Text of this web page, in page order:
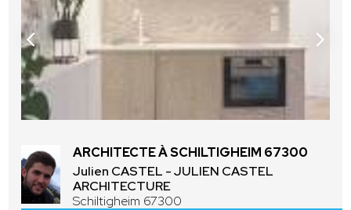
ARCHITECTE À SCHILTIGHEIM 67300
Julien CASTEL - JULIEN CASTEL
ARCHITECTURE
Schiltigheim 67300